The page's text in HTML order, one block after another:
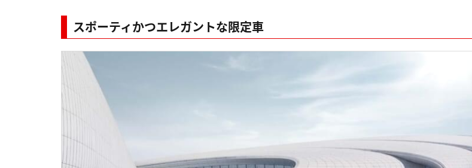
スポーティかつエレガントな限定車